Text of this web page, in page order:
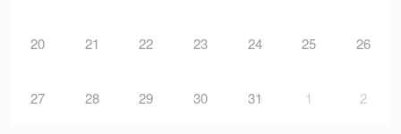
20 21 22 23 24 25 26
27 28 29 30 31 1 2